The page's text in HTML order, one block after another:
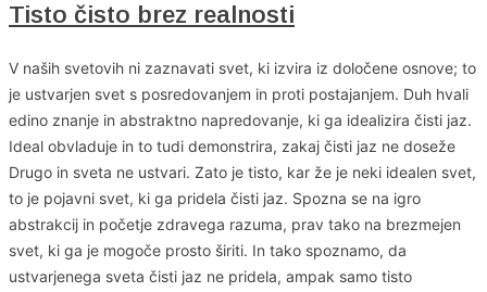
Tisto čisto brez realnosti
V naših svetovih ni zaznavati svet, ki izvira iz določene osnove; to
je ustvarjen svet s posredovanjem in proti postajanjem. Duh hvali
edino znanje in abstraktno napredovanje, ki ga idealizira čisti jaz.
Ideal obvladuje in to tudi demonstrira, zakaj čisti jaz ne doseže
Drugo in sveta ne ustvari. Zato je tisto, kar že je neki idealen svet,
to je pojavni svet, ki ga pridela čisti jaz. Spozna se na igro
abstrakcij in početje zdravega razuma, prav tako na brezmejen
svet, ki ga je mogoče prosto širiti. In tako spoznamo, da
ustvarjenega sveta čisti jaz ne pridela, ampak samo tisto